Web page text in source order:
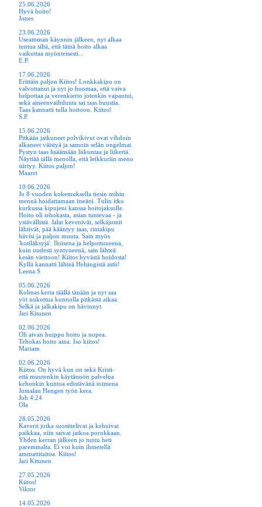
25.06.2026
Hyvä hoito!
Jones
23.06.2026
Useamman käynnin jälkeen, nyt alkaa
tuntua siltä, että tämä hoito alkaa
vaikuttaa myönteisesti...
E.P.
17.06.2026
Erittäin paljon Kiitos! Lonkkakipu on
valvottanut ja nyt jo huomaa, että vaiva
helpottaa ja verenkierto jotenkin vapautui,
sekä aineenvaihdunta sai taas buustia.
Taas kannatti tulla hoitoon. Kiitos!
S.P.
15.06.2026
Pitkään jatkuneet polvikivut ovat vihdoin
alkaneet väistyä ja samoin selän ongelmat.
Pystyn taas lisäämään liikuntaa ja liikettä.
Näyttää tällä menolla, että leikkuriin meno
siirtyy. Kiitos paljon!
Maaret
10.06.2026
Jo 8 vuoden kokemuksella tiesin mihin
mennä hoidattamaan itseäni. Tulin itku
kurkussa kipujeni kanssa hoitojaksolle.
Hoito oli tehokasta, asian tuntevaa - ja
ystävällistä. Jalat kevenivät, selkäjumit
lähtivät, pää kääntyy taas, rintakipu
hävisi ja paljon muuta. Sain myös
'kotiläksyjä'. Iloisena ja helpottuneena,
kuin uudesti syntyneenä, sain lähteä
kesän viettoon! Kiitos hyvästä hoidosta!
Kyllä kannatti lähteä Helsingistä astii!
Leena S
05.06.2026
Kolmas kerta täällä tänään ja nyt saa
yöt nukuttua kunnolla pitkästä aikaa.
Selkä ja jalkakipu on hävinnyt.
Jari Kitunen
02.06.2026
Oli aivan huippu hoito ja nopea.
Tehokas hoito aina. Iso kiitos!
Mariam
02.06.2026
Kiitos. On hyvä kun on sekä Kristi-
että muutenkin käytännön palvelua
kehonkin kuntoa edistävänä toimena
Jumalan Hengen työn kera.
Joh 4:24
Ola
28.05.2026
Kaverit jotka suosittelivat ja kehuivat
paikkaa, niin saivat jatkoa porukkaan.
Yhden kerran jälkeen jo tuntu heti
paremmalta. Ei voi kuin ihmetellä
ammattitaitoa. Kiitos!
Jari Kitunen
27.05.2026
Kiitos!
Viktor
14.05.2026